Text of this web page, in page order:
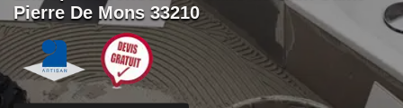
Pierre De Mons 33210